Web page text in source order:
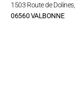
1503 Route de Dolines,
06560 VALBONNE